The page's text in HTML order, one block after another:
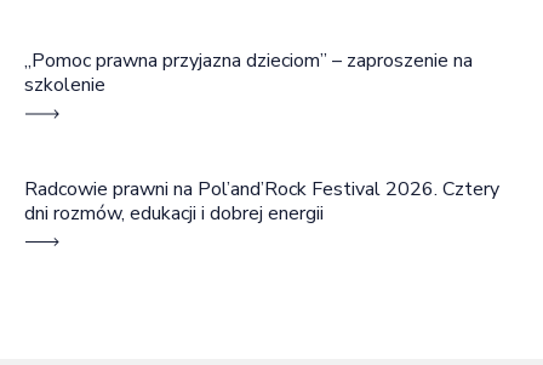
„Pomoc prawna przyjazna dzieciom” – zaproszenie na
szkolenie
Radcowie prawni na Pol’and’Rock Festival 2026. Cztery
dni rozmów, edukacji i dobrej energii